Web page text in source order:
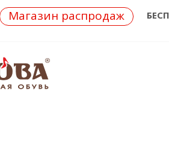
Магазин распродаж